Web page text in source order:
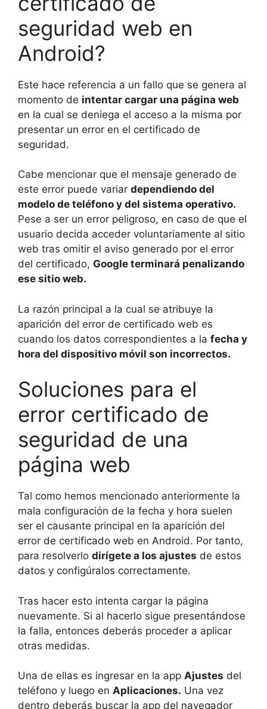
seguridad web en
Android?
Este hace referencia a un fallo que se genera al
momento de intentar cargar una página web
en la cual se deniega el acceso a la misma por
presentar un error en el certificado de
seguridad.
Cabe mencionar que el mensaje generado de
este error puede variar dependiendo del
modelo de teléfono y del sistema operativo.
Pese a ser un error peligroso, en caso de que el
usuario decida acceder voluntariamente al sitio
web tras omitir el aviso generado por el error
del certificado, Google terminará penalizando
ese sitio web.
La razón principal a la cual se atribuye la
aparición del error de certificado web es
cuando los datos correspondientes a la fecha y
hora del dispositivo móvil son incorrectos.
Soluciones para el
error certificado de
seguridad de una
página web
Tal como hemos mencionado anteriormente la
mala configuración de la fecha y hora suelen
ser el causante principal en la aparición del
error de certificado web en Android. Por tanto,
para resolverlo dirígete a los ajustes de estos
datos y configúralos correctamente.
Tras hacer esto intenta cargar la página
nuevamente. Si al hacerlo sigue presentándose
la falla, entonces deberás proceder a aplicar
otras medidas.
Una de ellas es ingresar en la app Ajustes del
teléfono y luego en Aplicaciones. Una vez
dentro deberás buscar la app del navegador